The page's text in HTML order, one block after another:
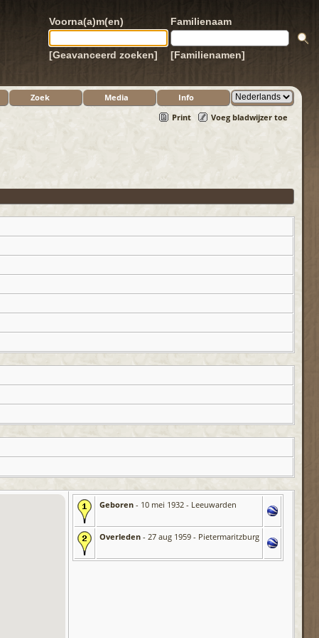
Voorna(a)m(en) Familienaam
[Geavanceerd zoeken] [Familienamen]
Zoek Media
Info
Print
Voeg bladwijzer toe
Geboren - 10 mei 1932 - Leeuwarden
Overleden - 27 aug 1959 - Pietermaritzburg